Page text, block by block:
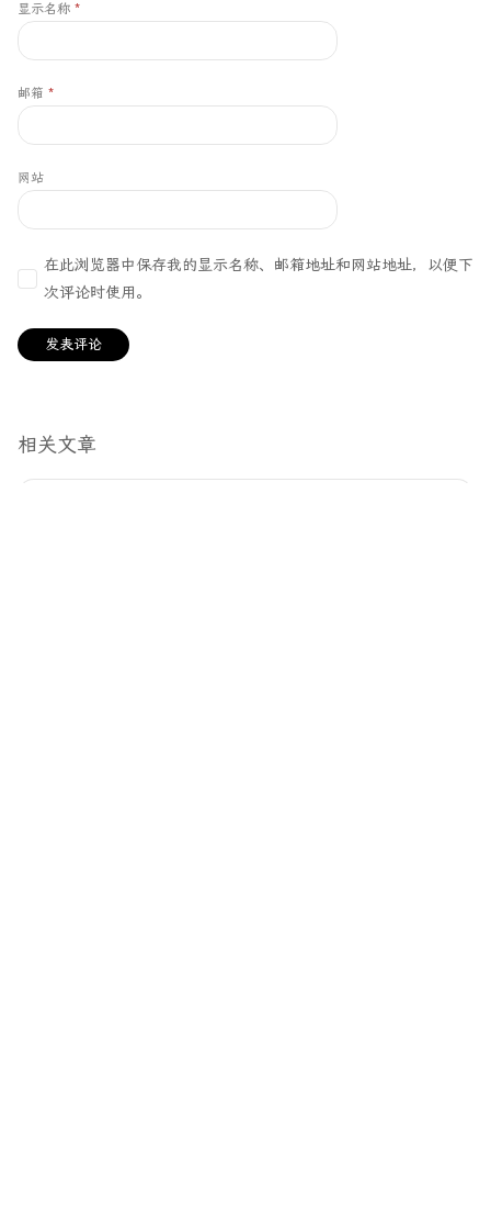
显示名称 *
邮箱 *
网站
在此浏览器中保存我的显示名称、邮箱地址和网站地址，以便下
次评论时使用。
相关文章